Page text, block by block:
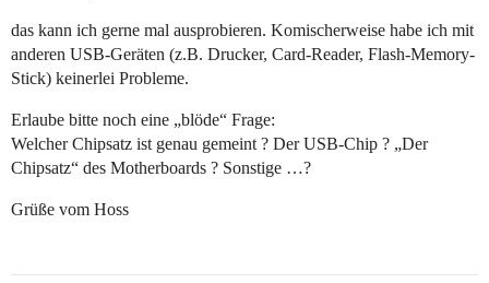
das kann ich gerne mal ausprobieren. Komischerweise habe ich mit
anderen USB-Geräten (z.B. Drucker, Card-Reader, Flash-Memory-
Stick) keinerlei Probleme.
Erlaube bitte noch eine „blöde“ Frage:
Welcher Chipsatz ist genau gemeint ? Der USB-Chip ? „Der
Chipsatz“ des Motherboards ? Sonstige …?
Grüße vom Hoss